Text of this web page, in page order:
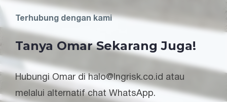
Terhubung dengan kami
Tanya Omar Sekarang Juga!
Hubungi Omar di halo@lngrisk.co.id atau
melalui alternatif chat WhatsApp.